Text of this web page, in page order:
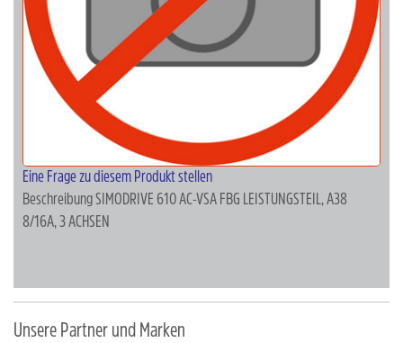
Eine Frage zu diesem Produkt stellen
BeschreibungSIMODRIVE 610 AC-VSA FBG LEISTUNGSTEIL, A38
8/16A, 3 ACHSEN
Unsere Partner und Marken